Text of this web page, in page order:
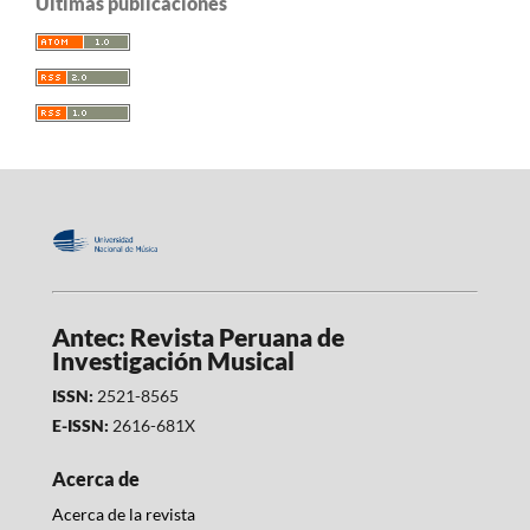
Antec: Revista Peruana de
Investigación Musical
ISSN: 2521-8565
E-ISSN: 2616-681X
Acerca de
Acerca de la revista